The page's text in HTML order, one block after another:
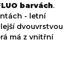
barvách.
- letní
dvouvrstvou
má z vnitřní